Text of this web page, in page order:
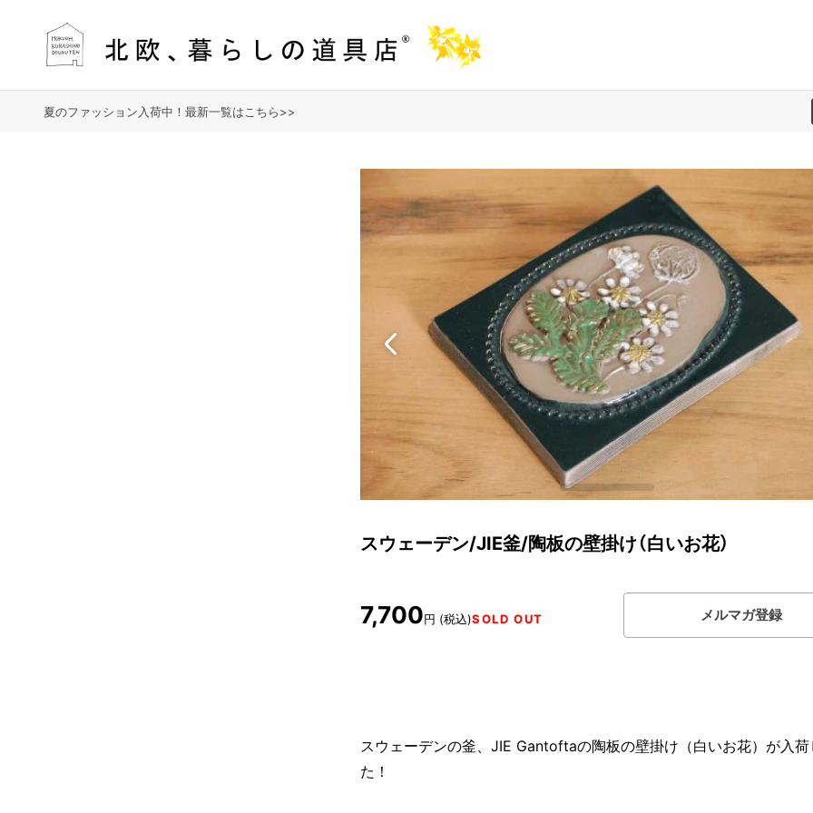
夏のファッション入荷中！最新一覧はこちら>>
スウェーデン/JIE釜/陶板の壁掛け（白いお花）
7,700円 (税込)SOLD OUT メルマガ登録
スウェーデンの釜、JIE Gantoftaの陶板の壁掛け（白いお花）が入荷
た！